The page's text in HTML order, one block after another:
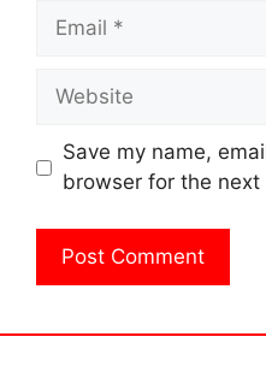
Email
Website
Save my name,
browser for the next